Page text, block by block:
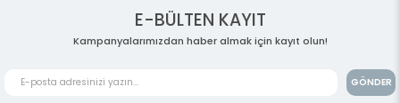
E-BÜLTEN KAYIT
Kampanyalarımızdan haber almak için kayıt olun!
GÖNDER